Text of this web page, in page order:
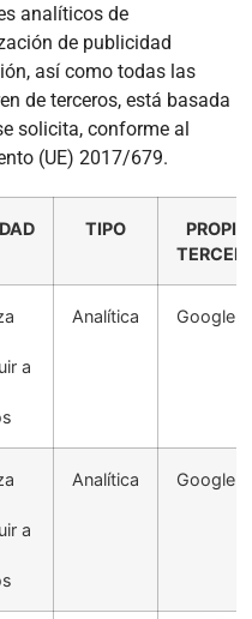
analíticos de
de publicidad
así como todas las
de terceros, está basada
solicita, conforme al
(UE) 2017/679.
TIPO
a
Analítica Google
a
Analítica Google